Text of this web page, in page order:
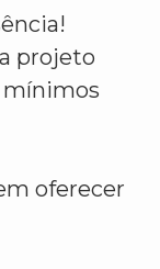
projeto
mínimos
oferecer